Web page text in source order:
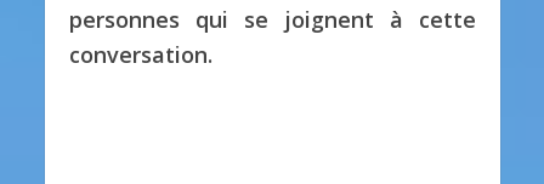
personnes qui se joignent à cette
conversation.